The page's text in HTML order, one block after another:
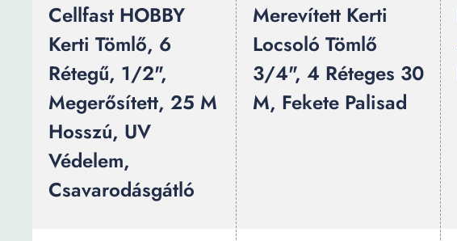
Cellfast HOBBY
Kerti Tömlő, 6
Rétegű, 1/2",
Megerősített, 25 M
Hosszú, UV
Védelem,
Csavarodásgátló
Merevített Kerti
Locsoló Tömlő
3/4", 4 Réteges 30
M, Fekete Palisad